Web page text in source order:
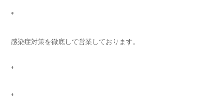
*
感染症対策を徹底して営業しております。
*
*